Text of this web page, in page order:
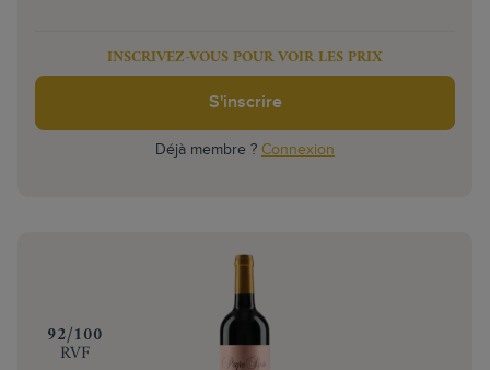
INSCRIVEZ-VOUS POUR VOIR LES PRIX
S'inscrire
Déjà membre ? Connexion
‍92/100
RVF